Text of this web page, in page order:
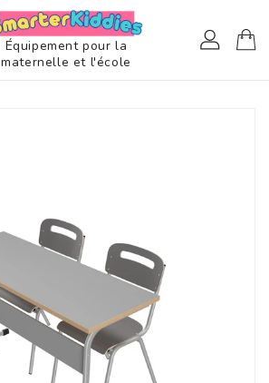
Équipement pour la
maternelle et l'école